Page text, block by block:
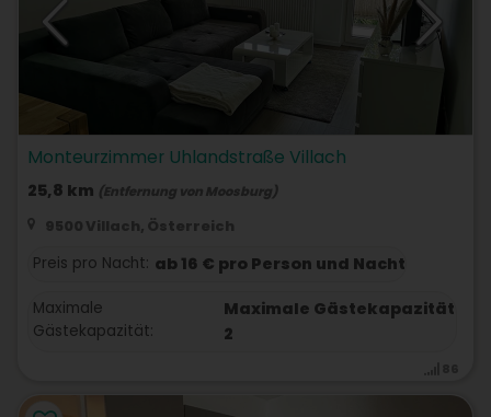
Monteurzimmer Uhlandstraße Villach
25,8 km (Entfernung von Moosburg)
9500 Villach, Österreich
Preis pro Nacht: ab 16 € pro Person und Nacht
Maximale
Gästekapazität:
Maximale Gästekapazität
2